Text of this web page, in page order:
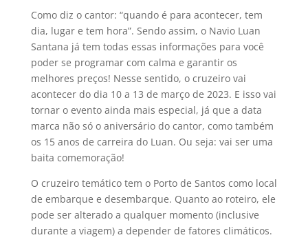
Como diz o cantor: “quando é para acontecer, tem
dia, lugar e tem hora”. Sendo assim, o Navio Luan
Santana já tem todas essas informações para você
poder se programar com calma e garantir os
melhores preços! Nesse sentido, o cruzeiro vai
acontecer do dia 10 a 13 de março de 2023. E isso vai
tornar o evento ainda mais especial, já que a data
marca não só o aniversário do cantor, como também
os 15 anos de carreira do Luan. Ou seja: vai ser uma
baita comemoração!
O cruzeiro temático tem o Porto de Santos como local
de embarque e desembarque. Quanto ao roteiro, ele
pode ser alterado a qualquer momento (inclusive
durante a viagem) a depender de fatores climáticos.